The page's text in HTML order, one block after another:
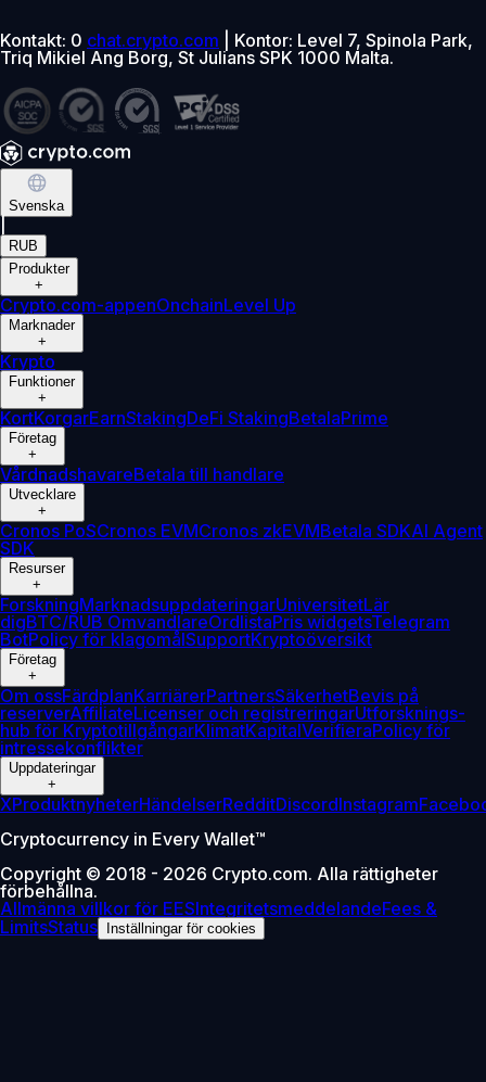
Kontakt: 0 chat.crypto.com | Kontor: Level 7, Spinola Park,
Triq Mikiel Ang Borg, St Julians SPK 1000 Malta.
Svenska
RUB
Produkter
+
Crypto.com-appenOnchainLevel Up
Marknader
+
Krypto
Funktioner
+
KortKorgarEarnStakingDeFi StakingBetalaPrime
Företag
+
VårdnadshavareBetala till handlare
Utvecklare
+
Cronos PoSCronos EVMCronos zkEVMBetala SDKAI Agent
SDK
Resurser
+
ForskningMarknadsuppdateringarUniversitetLär
digBTC/RUB OmvandlareOrdlistaPris widgetsTelegram
BotPolicy för klagomålSupportKryptoöversikt
Företag
+
Om ossFärdplanKarriärerPartnersSäkerhetBevis på
reserverAffiliateLicenser och registreringarUtforsknings-
hub för KryptotillgångarKlimatKapitalVerifieraPolicy för
intressekonflikter
Uppdateringar
+
XProduktnyheterHändelserRedditDiscordInstagram
Cryptocurrency in Every Wallet™
Copyright © 2018 - 2026 Crypto.com. Alla rättigheter
förbehållna.
Allmänna villkor för EESIntegritetsmeddelandeFees &
LimitsStatus Inställningar för cookies